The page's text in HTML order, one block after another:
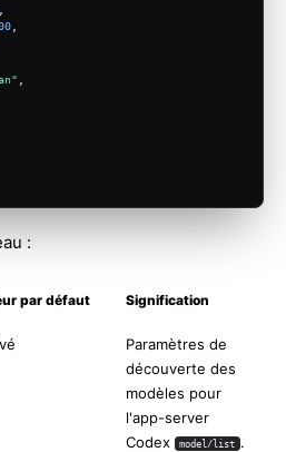
:
par défaut Signification
Paramètres de
découverte des
modèles pour
l'app-server
Codex
model/list .